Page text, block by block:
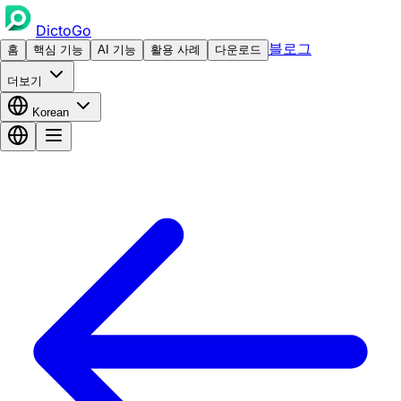
DictoGo
홈 핵심 기능 AI 기능 활용 사례 다운로드 블로그
더보기
Korean